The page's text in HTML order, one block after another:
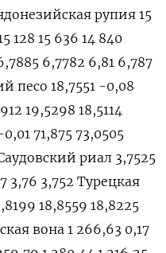
рупия 15
128 15 636 14 840
6,7782 6,81 6,787
песо 18,7551 -0,08
19,5298 18,5114
71,875 73,0505
риал 3,7525
3,76 3,752 Турецкая
18,8559 18,8225
вона 1 266,63 0,17